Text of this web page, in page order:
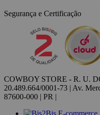
Segurança e Certificação
COWBOY STORE - R. U.
20.489.664/0001-73 | Av.
87600-000 | PR |